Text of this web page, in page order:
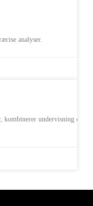
analyser.
undervisning og